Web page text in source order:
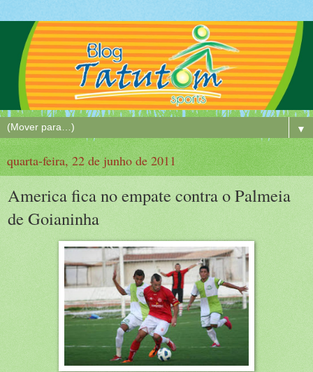
▼
quarta-feira, 22 de junho de 2011
America fica no empate contra o Palmeia
de Goianinha